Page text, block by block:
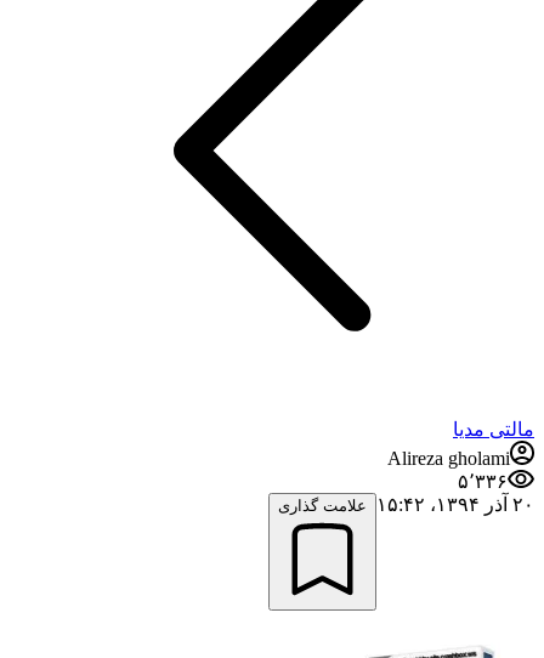
مالتی مدیا
Alireza gholami
۵٬۳۳۶
۲۰ آذر ۱۳۹۴،‏ ۱۵:۴۲
علامت گذاری